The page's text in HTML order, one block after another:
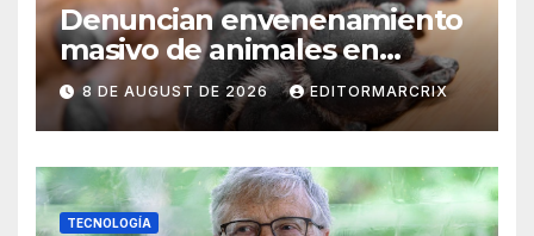
Denuncian envenenamiento
masivo de animales en
Querétaro
8 DE AUGUST DE 2026 EDITORMARCRIX
TECNOLOGÍA